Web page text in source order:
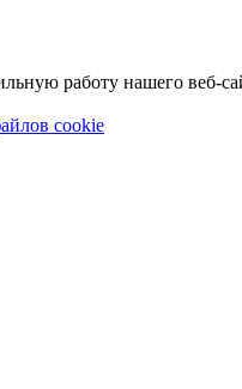
работу нашего веб-
cookie